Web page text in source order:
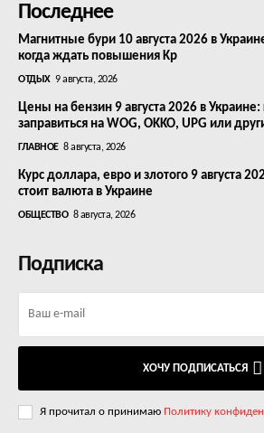
Последнее
Магнитные бури 10 августа 2026 в
когда ждать повышения Kp
ОТДЫХ 9 августа, 2026
Цены на бензин 9 августа 2026 в
заправиться на WOG, OKKO, UPG или
ГЛАВНОЕ 8 августа, 2026
Курс доллара, евро и злотого 9 августа
стоит валюта в Украине
ОБЩЕСТВО 8 августа, 2026
Подписка
ХОЧУ ПОДПИСАТЬСЯ
Я прочитал о принимаю Политику